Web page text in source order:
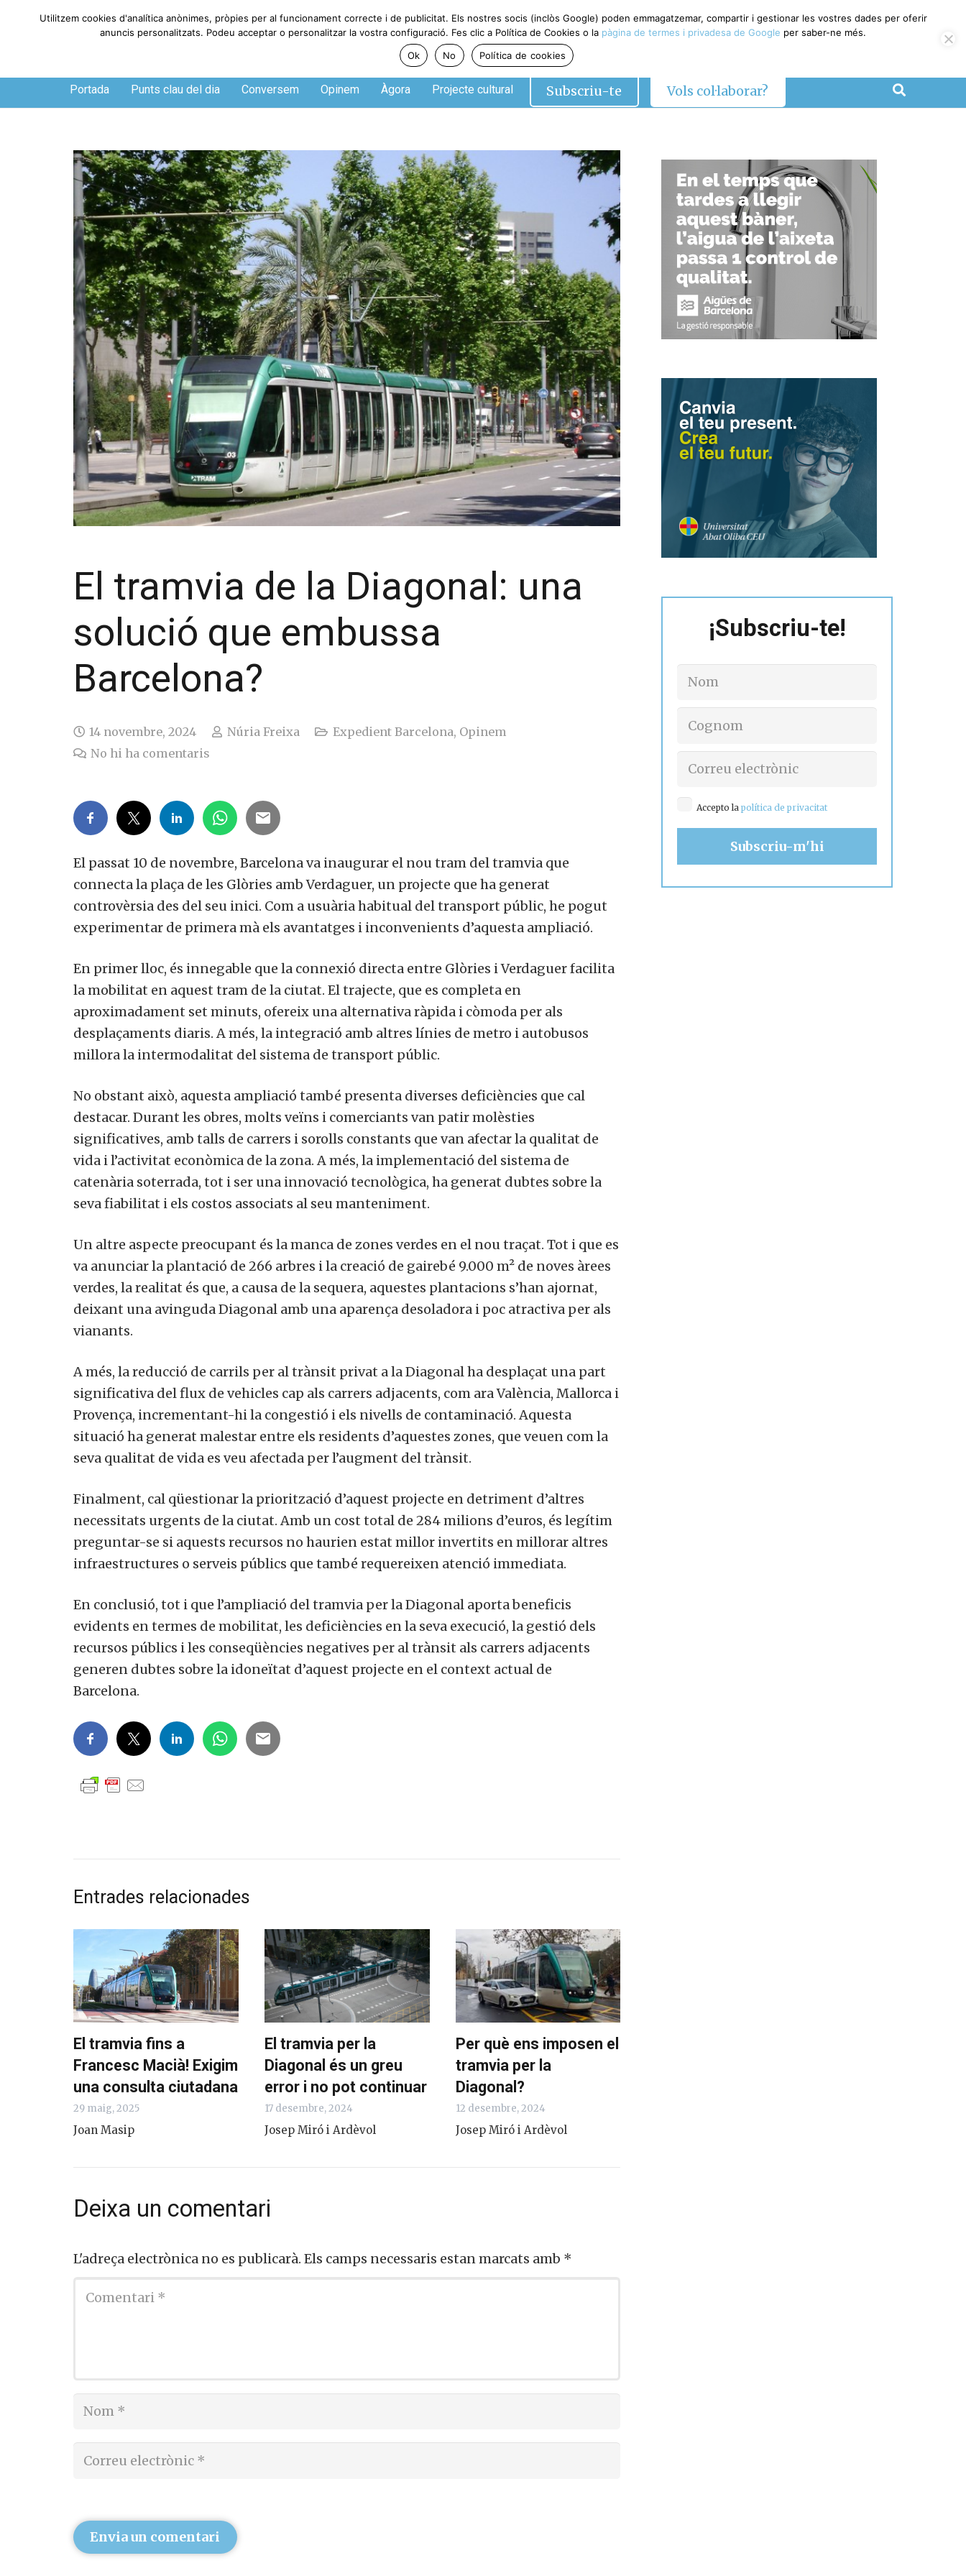
Divendres, 7 de agosto de 2026
Portada Punts clau del dia Conversem Opinem Àgora Projecte cultural Subscriu-te Vols col·laborar?
El tramvia de la Diagonal: una
solució que embussa
Barcelona?
14 novembre, 2024 Núria Freixa Expedient Barcelona, Opinem
No hi ha comentaris
El passat 10 de novembre, Barcelona va inaugurar el nou tram del tramvia que
connecta la plaça de les Glòries amb Verdaguer, un projecte que ha generat
controvèrsia des del seu inici. Com a usuària habitual del transport públic, he pogut
experimentar de primera mà els avantatges i inconvenients d’aquesta ampliació.
En primer lloc, és innegable que la connexió directa entre Glòries i Verdaguer facilita
la mobilitat en aquest tram de la ciutat. El trajecte, que es completa en
aproximadament set minuts, ofereix una alternativa ràpida i còmoda per als
desplaçaments diaris. A més, la integració amb altres línies de metro i autobusos
millora la intermodalitat del sistema de transport públic.
No obstant això, aquesta ampliació també presenta diverses deficiències que cal
destacar. Durant les obres, molts veïns i comerciants van patir molèsties
significatives, amb talls de carrers i sorolls constants que van afectar la qualitat de
vida i l’activitat econòmica de la zona. A més, la implementació del sistema de
catenària soterrada, tot i ser una innovació tecnològica, ha generat dubtes sobre la
seva fiabilitat i els costos associats al seu manteniment.
Un altre aspecte preocupant és la manca de zones verdes en el nou traçat. Tot i que es
va anunciar la plantació de 266 arbres i la creació de gairebé 9.000 m² de noves àrees
verdes, la realitat és que, a causa de la sequera, aquestes plantacions s’han ajornat,
deixant una avinguda Diagonal amb una aparença desoladora i poc atractiva per als
vianants.
A més, la reducció de carrils per al trànsit privat a la Diagonal ha desplaçat una part
significativa del flux de vehicles cap als carrers adjacents, com ara València, Mallorca i
Provença, incrementant-hi la congestió i els nivells de contaminació. Aquesta
situació ha generat malestar entre els residents d’aquestes zones, que veuen com la
seva qualitat de vida es veu afectada per l’augment del trànsit.
Finalment, cal qüestionar la priorització d’aquest projecte en detriment d’altres
necessitats urgents de la ciutat. Amb un cost total de 284 milions d’euros, és legítim
preguntar-se si aquests recursos no haurien estat millor invertits en millorar altres
infraestructures o serveis públics que també requereixen atenció immediata.
En conclusió, tot i que l’ampliació del tramvia per la Diagonal aporta beneficis
evidents en termes de mobilitat, les deficiències en la seva execució, la gestió dels
recursos públics i les conseqüències negatives per al trànsit als carrers adjacents
generen dubtes sobre la idoneïtat d’aquest projecte en el context actual de
Barcelona.
Entrades relacionades
El tramvia fins a
Francesc Macià! Exigim
una consulta ciutadana
29 maig, 2025
Joan Masip
El tramvia per la
Diagonal és un greu
error i no pot continuar
17 desembre, 2024
Josep Miró i Ardèvol
Per què ens imposen el
tramvia per la
Diagonal?
12 desembre, 2024
Josep Miró i Ardèvol
Deixa un comentari
L'adreça electrònica no es publicarà. Els camps necessaris estan marcats amb *
Envia un comentari
¡Subscriu-te!
Accepto lapolítica de privacitat
Utilitzem cookies d'analítica anònimes, pròpies per al funcionament correcte i de publicitat. Els nostres socis (inclòs Google) poden emmagatzemar, compartir i gestionar les vostres dades per oferir
anuncis personalitzats. Podeu acceptar o personalitzar la vostra configuració. Fes clic a Política de Cookies o la pàgina de termes i privadesa de Google per saber-ne més.
Ok
No Política de cookies